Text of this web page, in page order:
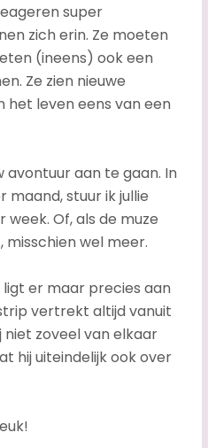
super
zich erin. Ze moeten
(ineens) ook een
Ze zien nieuwe
het leven eens van een
avontuur aan te gaan. In
maand, stuur ik jullie
Of, als de muze
wel meer.
er maar precies aan
vertrekt altijd vanuit
zoveel van elkaar
hij uiteindelijk ook over